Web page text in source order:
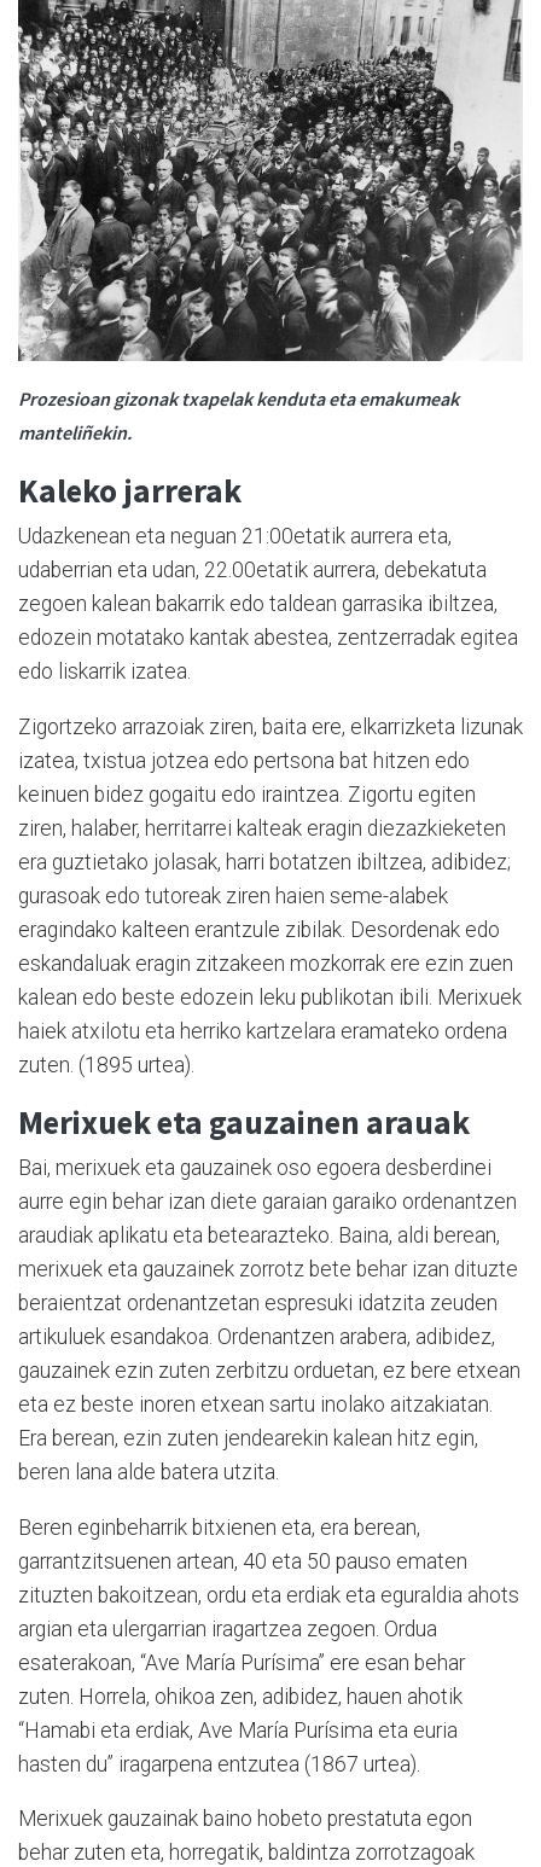
Prozesioan gizonak txapelak kenduta eta emakumeak
manteliñekin.
Kaleko jarrerak
Udazkenean eta neguan 21:00etatik aurrera eta,
udaberrian eta udan, 22.00etatik aurrera, debekatuta
zegoen kalean bakarrik edo taldean garrasika ibiltzea,
edozein motatako kantak abestea, zentzerradak egitea
edo liskarrik izatea.
Zigortzeko arrazoiak ziren, baita ere, elkarrizketa lizunak
izatea, txistua jotzea edo pertsona bat hitzen edo
keinuen bidez gogaitu edo iraintzea. Zigortu egiten
ziren, halaber, herritarrei kalteak eragin diezazkieketen
era guztietako jolasak, harri botatzen ibiltzea, adibidez;
gurasoak edo tutoreak ziren haien seme-alabek
eragindako kalteen erantzule zibilak. Desordenak edo
eskandaluak eragin zitzakeen mozkorrak ere ezin zuen
kalean edo beste edozein leku publikotan ibili. Merixuek
haiek atxilotu eta herriko kartzelara eramateko ordena
zuten. (1895 urtea).
Merixuek eta gauzainen arauak
Bai, merixuek eta gauzainek oso egoera desberdinei
aurre egin behar izan diete garaian garaiko ordenantzen
araudiak aplikatu eta betearazteko. Baina, aldi berean,
merixuek eta gauzainek zorrotz bete behar izan dituzte
beraientzat ordenantzetan espresuki idatzita zeuden
artikuluek esandakoa. Ordenantzen arabera, adibidez,
gauzainek ezin zuten zerbitzu orduetan, ez bere etxean
eta ez beste inoren etxean sartu inolako aitzakiatan.
Era berean, ezin zuten jendearekin kalean hitz egin,
beren lana alde batera utzita.
Beren eginbeharrik bitxienen eta, era berean,
garrantzitsuenen artean, 40 eta 50 pauso ematen
zituzten bakoitzean, ordu eta erdiak eta eguraldia ahots
argian eta ulergarrian iragartzea zegoen. Ordua
esaterakoan, “Ave María Purísima” ere esan behar
zuten. Horrela, ohikoa zen, adibidez, hauen ahotik
“Hamabi eta erdiak, Ave María Purísima eta euria
hasten du” iragarpena entzutea (1867 urtea).
Merixuek gauzainak baino hobeto prestatuta egon
behar zuten eta, horregatik, baldintza zorrotzagoak